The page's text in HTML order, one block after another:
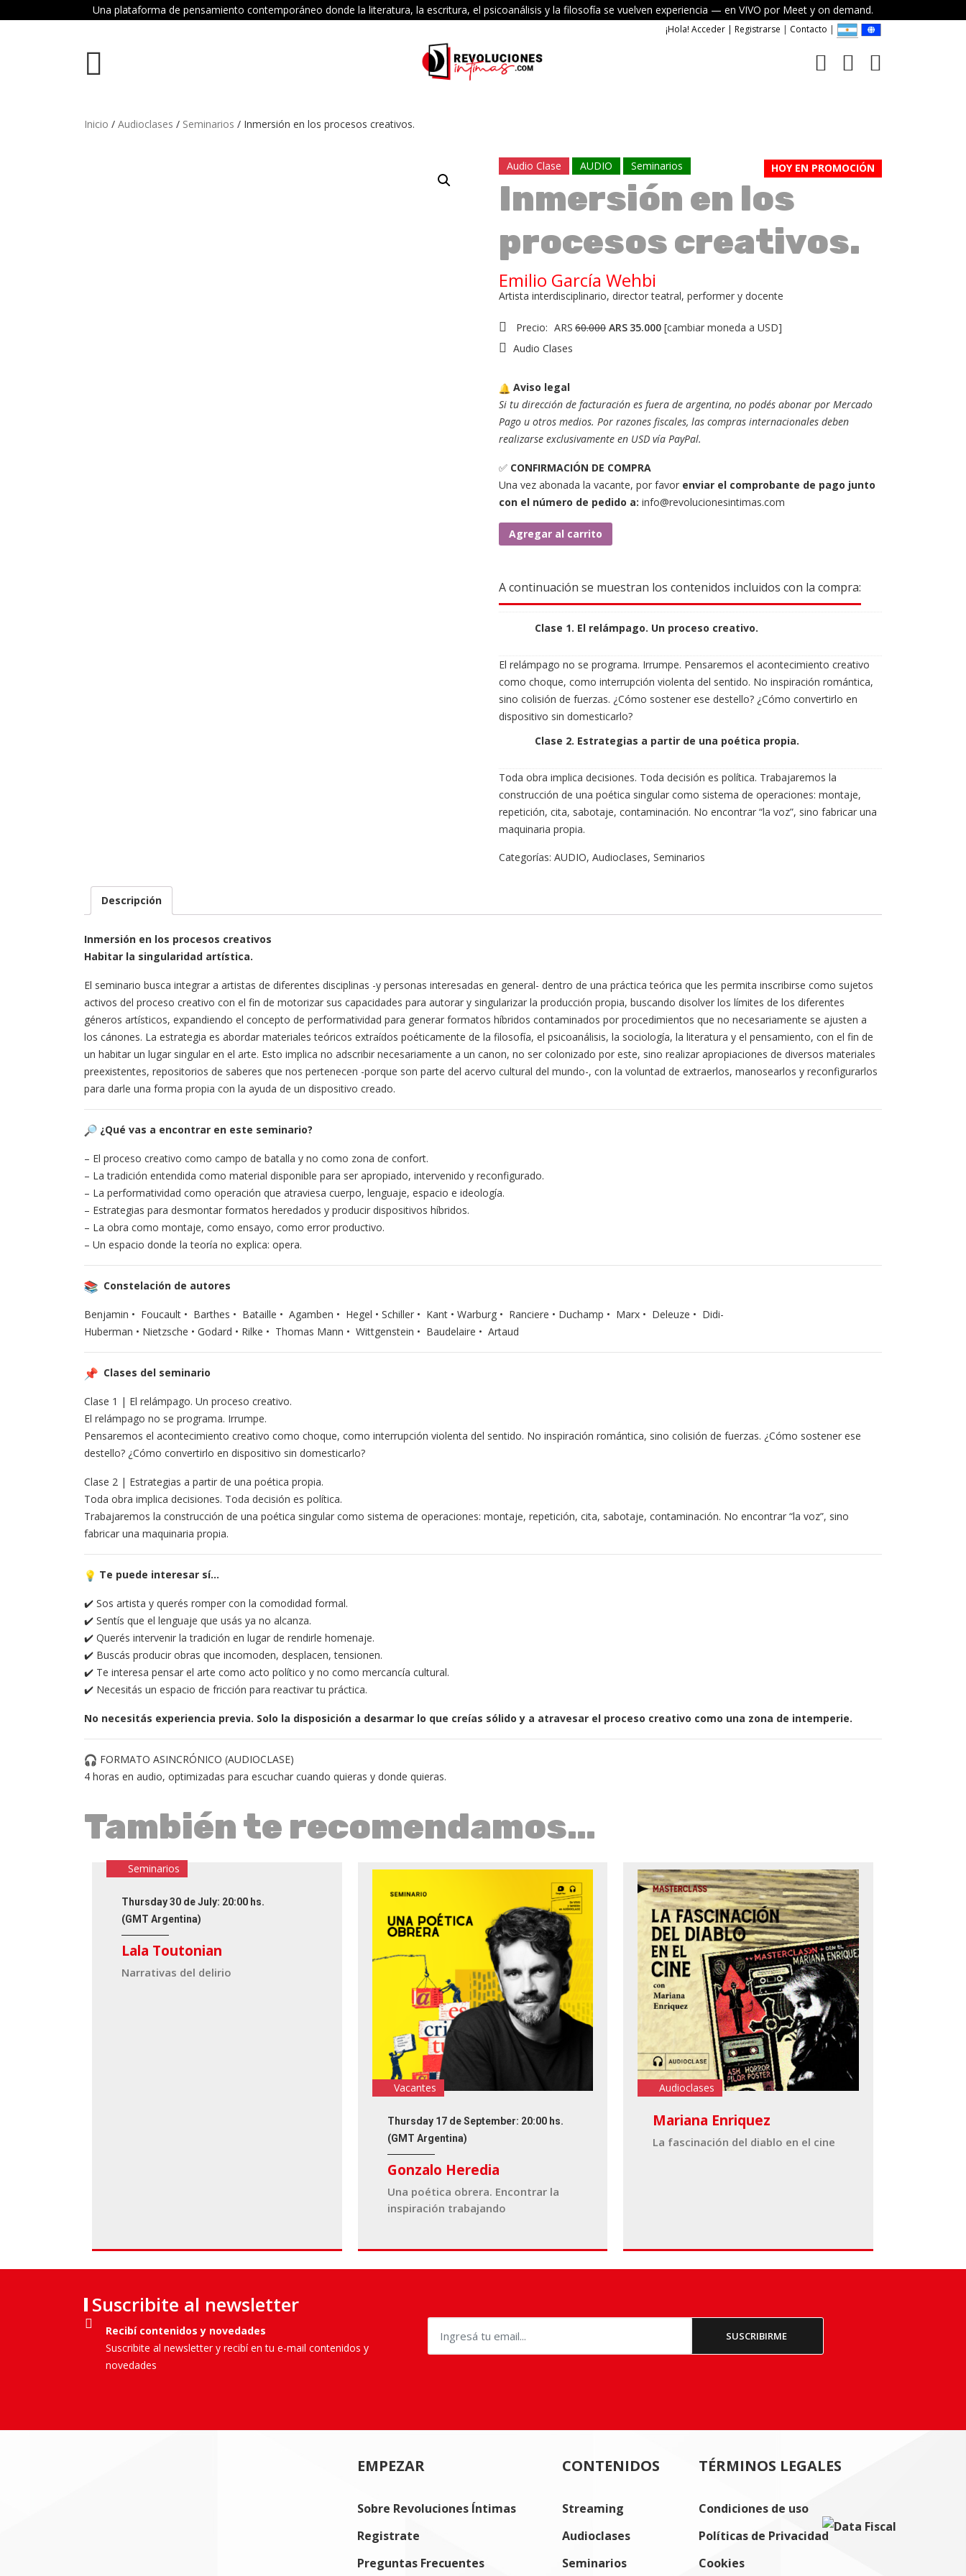
Una plataforma de pensamiento contemporáneo donde la literatura, la escritura, el psicoanálisis y la filosofía se vuelven experiencia — en VIVO por Meet y on demand.
¡Hola! Acceder | Registrarse | Contacto |
Inicio / Audioclases / Seminarios / Inmersión en los procesos creativos.
HOY EN PROMOCIÓN
Audio Clase AUDIO Seminarios
Inmersión en los
procesos creativos.
Emilio García Wehbi
Artista interdisciplinario, director teatral, performer y docente
Precio: ARS 60.000 ARS 35.000 [cambiar moneda a USD]
Audio Clases
Aviso legal
Si tu dirección de facturación es fuera de argentina, no podés abonar por Mercado
Pago u otros medios. Por razones fiscales, las compras internacionales deben
realizarse exclusivamente en USD vía PayPal.
✅ CONFIRMACIÓN DE COMPRA
Una vez abonada la vacante, por favor enviar el comprobante de pago junto
con el número de pedido a:info@revolucionesintimas.com
Inmersión
en
procesos
cantidad
Agregar al carrito
A continuación se muestran los contenidos incluidos con la compra:
Clase 1. El relámpago. Un proceso creativo.
El relámpago no se programa. Irrumpe. Pensaremos el acontecimiento creativo
como choque, como interrupción violenta del sentido. No inspiración romántica,
sino colisión de fuerzas. ¿Cómo sostener ese destello? ¿Cómo convertirlo en
dispositivo sin domesticarlo?
Clase 2. Estrategias a partir de una poética propia.
Toda obra implica decisiones. Toda decisión es política. Trabajaremos la
construcción de una poética singular como sistema de operaciones: montaje,
repetición, cita, sabotaje, contaminación. No encontrar “la voz”, sino fabricar una
maquinaria propia.
Categorías:AUDIO,Audioclases,Seminarios
Descripción
Inmersión en los procesos creativos
Habitar la singularidad artística.
El seminario busca integrar a artistas de diferentes disciplinas -y personas interesadas en general- dentro de una práctica teórica que les permita inscribirse como sujetos
activos del proceso creativo con el fin de motorizar sus capacidades para autorar y singularizar la producción propia, buscando disolver los límites de los diferentes
géneros artísticos, expandiendo el concepto de performatividad para generar formatos híbridos contaminados por procedimientos que no necesariamente se ajusten a
los cánones. La estrategia es abordar materiales teóricos extraídos poéticamente de la filosofía, el psicoanálisis, la sociología, la literatura y el pensamiento, con el fin de
un habitar un lugar singular en el arte. Esto implica no adscribir necesariamente a un canon, no ser colonizado por este, sino realizar apropiaciones de diversos materiales
preexistentes, repositorios de saberes que nos pertenecen -porque son parte del acervo cultural del mundo-, con la voluntad de extraerlos, manosearlos y reconfigurarlos
para darle una forma propia con la ayuda de un dispositivo creado.
¿Qué vas a encontrar en este seminario?
– El proceso creativo como campo de batalla y no como zona de confort.
– La tradición entendida como material disponible para ser apropiado, intervenido y reconfigurado.
– La performatividad como operación que atraviesa cuerpo, lenguaje, espacio e ideología.
– Estrategias para desmontar formatos heredados y producir dispositivos híbridos.
– La obra como montaje, como ensayo, como error productivo.
– Un espacio donde la teoría no explica: opera.
Constelación de autores
Benjamin • Foucault • Barthes • Bataille • Agamben • Hegel • Schiller • Kant • Warburg • Ranciere • Duchamp • Marx • Deleuze • Didi-
Huberman • Nietzsche • Godard • Rilke • Thomas Mann • Wittgenstein • Baudelaire • Artaud
Clases del seminario
Clase 1 | El relámpago. Un proceso creativo.
El relámpago no se programa. Irrumpe.
Pensaremos el acontecimiento creativo como choque, como interrupción violenta del sentido. No inspiración romántica, sino colisión de fuerzas. ¿Cómo sostener ese
destello? ¿Cómo convertirlo en dispositivo sin domesticarlo?
Clase 2 | Estrategias a partir de una poética propia.
Toda obra implica decisiones. Toda decisión es política.
Trabajaremos la construcción de una poética singular como sistema de operaciones: montaje, repetición, cita, sabotaje, contaminación. No encontrar “la voz”, sino
fabricar una maquinaria propia.
Te puede interesar sí…
✔️ Sos artista y querés romper con la comodidad formal.
✔️ Sentís que el lenguaje que usás ya no alcanza.
✔️ Querés intervenir la tradición en lugar de rendirle homenaje.
✔️ Buscás producir obras que incomoden, desplacen, tensionen.
✔️ Te interesa pensar el arte como acto político y no como mercancía cultural.
✔️ Necesitás un espacio de fricción para reactivar tu práctica.
No necesitás experiencia previa. Solo la disposición a desarmar lo que creías sólido y a atravesar el proceso creativo como una zona de intemperie.
FORMATO ASINCRÓNICO (AUDIOCLASE)
4 horas en audio, optimizadas para escuchar cuando quieras y donde quieras.
También te recomendamos…
Seminarios
Thursday 30 de July: 20:00 hs.
(GMT Argentina)
Lala Toutonian
Narrativas del delirio
Vacantes
Thursday 17 de September: 20:00 hs.
(GMT Argentina)
Gonzalo Heredia
Una poética obrera. Encontrar la
inspiración trabajando
Audioclases
Mariana Enriquez
La fascinación del diablo en el cine
Suscribite al newsletter
Recibí contenidos y novedades
Suscribite al newsletter y recibí en tu e-mail contenidos y
novedades
EMPEZAR
Sobre Revoluciones Íntimas
Registrate
Preguntas Frecuentes
CONTENIDOS
Streaming
Audioclases
Seminarios
TÉRMINOS LEGALES
Condiciones de uso
Políticas de Privacidad
Cookies